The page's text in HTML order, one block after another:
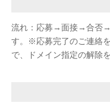
流れ：応募→面接→合否→
す。※応募完了のご連絡
で、ドメイン指定の解除